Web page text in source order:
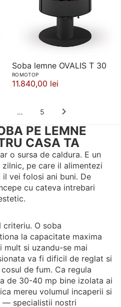
Soba lemne OVALIS T 30
ROMOTOP
11.840,00 lei
… 5
PE LEMNE
CASA TA
o sursa de caldura. E un
pe care il alimentezi
vei folosi ani buni. De
cu cateva intrebari
criteriu. O soba
la capacitate maxima
mult si uzandu-se mai
va fi dificil de reglat si
de fum. Ca regula
de 30-40 mp bine izolata ai
mereu volumul incaperii si
— specialistii nostri